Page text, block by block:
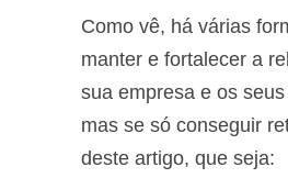
Como vê, há várias
manter e fortalecer a
sua empresa e os
mas se só conseguir
deste artigo, que seja: